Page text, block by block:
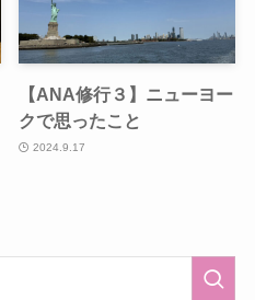
【ANA修行３】ニューヨー
クで思ったこと
2024.9.17